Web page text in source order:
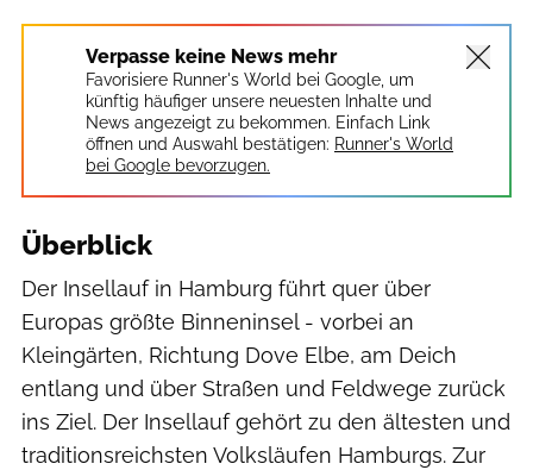
Verpasse keine News mehr
Favorisiere Runner's World bei Google, um
künftig häufiger unsere neuesten Inhalte und
News angezeigt zu bekommen. Einfach Link
öffnen und Auswahl bestätigen: Runner's World
bei Google bevorzugen.
Überblick
Der Insellauf in Hamburg führt quer über
Europas größte Binneninsel - vorbei an
Kleingärten, Richtung Dove Elbe, am Deich
entlang und über Straßen und Feldwege zurück
ins Ziel. Der Insellauf gehört zu den ältesten und
traditionsreichsten Volksläufen Hamburgs. Zur